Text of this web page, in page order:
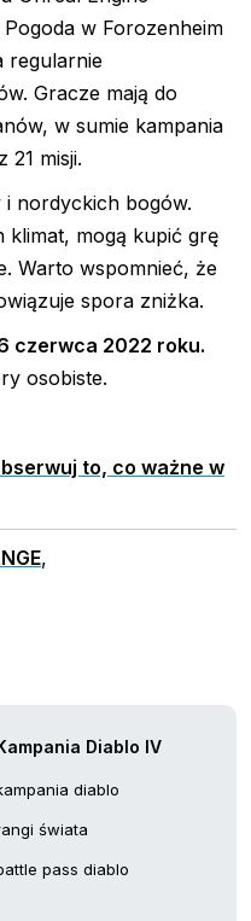
w Forozenheim
regularnie
Gracze mają do
w sumie kampania
21 misji.
nordyckich bogów.
klimat, mogą kupić grę
Warto wspomnieć, że
spora zniżka.
czerwca 2022 roku.
osobiste.
to, co ważne w
,
Diablo IV
diablo
świata
pass diablo